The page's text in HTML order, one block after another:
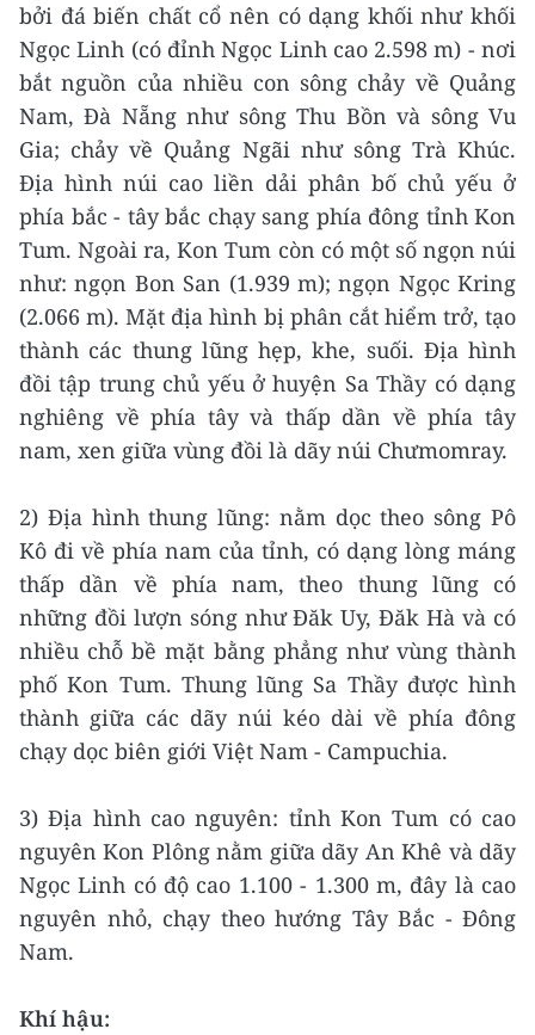
bởi đá biến chất cổ nên có dạng khối như khối
Ngọc Linh (có đỉnh Ngọc Linh cao 2.598 m) - nơi
bắt nguồn của nhiều con sông chảy về Quảng
Nam, Đà Nẵng như sông Thu Bồn và sông Vu
Gia; chảy về Quảng Ngãi như sông Trà Khúc.
Địa hình núi cao liền dải phân bố chủ yếu ở
phía bắc - tây bắc chạy sang phía đông tỉnh Kon
Tum. Ngoài ra, Kon Tum còn có một số ngọn núi
như: ngọn Bon San (1.939 m); ngọn Ngọc Kring
(2.066 m). Mặt địa hình bị phân cắt hiểm trở, tạo
thành các thung lũng hẹp, khe, suối. Địa hình
đồi tập trung chủ yếu ở huyện Sa Thầy có dạng
nghiêng về phía tây và thấp dần về phía tây
nam, xen giữa vùng đồi là dãy núi Chưmomray.
2) Địa hình thung lũng: nằm dọc theo sông Pô
Kô đi về phía nam của tỉnh, có dạng lòng máng
thấp dần về phía nam, theo thung lũng có
những đồi lượn sóng như Đăk Uy, Đăk Hà và có
nhiều chỗ bề mặt bằng phẳng như vùng thành
phố Kon Tum. Thung lũng Sa Thầy được hình
thành giữa các dãy núi kéo dài về phía đông
chạy dọc biên giới Việt Nam - Campuchia.
3) Địa hình cao nguyên: tỉnh Kon Tum có cao
nguyên Kon Plông nằm giữa dãy An Khê và dãy
Ngọc Linh có độ cao 1.100 - 1.300 m, đây là cao
nguyên nhỏ, chạy theo hướng Tây Bắc - Đông
Nam.
Khí hậu: